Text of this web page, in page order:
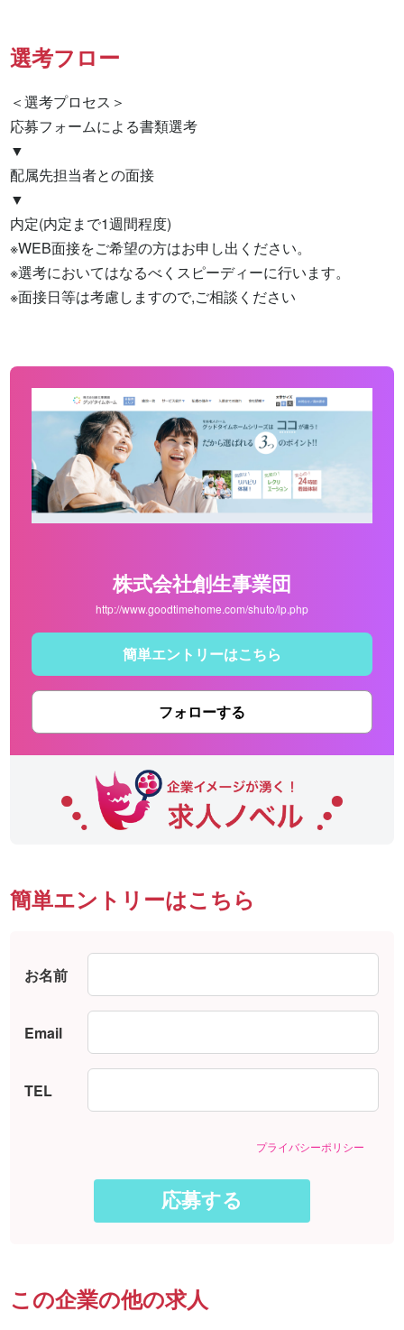
選考フロー
＜選考プロセス＞
応募フォームによる書類選考
▼
配属先担当者との面接
▼
内定(内定まで1週間程度)
※WEB面接をご希望の方はお申し出ください。
※選考においてはなるべくスピーディーに行います。
※面接日等は考慮しますので,ご相談ください
株式会社創生事業団
http://www.goodtimehome.com/shuto/lp.php
簡単エントリーはこちら
フォローする
簡単エントリーはこちら
お名前
Email
TEL
プライバシーポリシー
この企業の他の求人